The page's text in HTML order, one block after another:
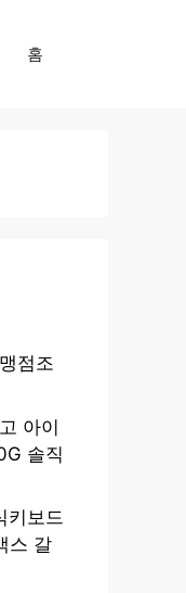
홈
점조
아이
솔직
키보드
스 갈